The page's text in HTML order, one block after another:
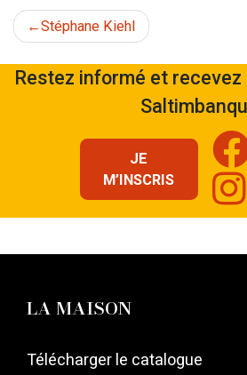
Navigation
de
l’article
Stéphane Kiehl
Restez informé et
JE
M’INSCRIS
LA MAISON
Télécharger le catalogue